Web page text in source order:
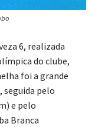
6, realizada
do clube,
foi a grande
seguida pelo
e pelo
Branca